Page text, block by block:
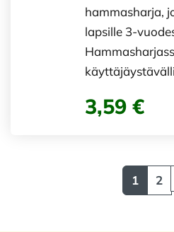
hammasharja,
lapsille 3-
3,59 €
1 2